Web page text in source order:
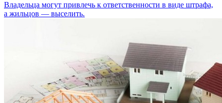
Владельца могут привлечь к ответственности в виде штрафа,
а жильцов — выселить.